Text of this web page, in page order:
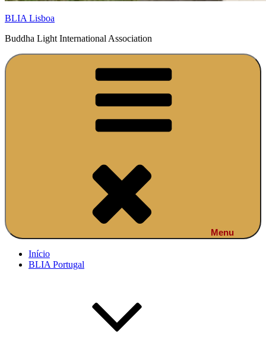
BLIA Lisboa
Buddha Light International Association
Menu
Início
BLIA Portugal